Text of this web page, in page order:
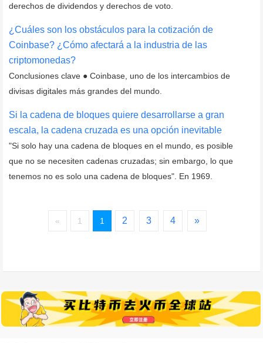
derechos de dividendos y derechos de voto.
¿Cuáles son los obstáculos para la cotización de
Coinbase? ¿Cómo afectará a la industria de las
criptomonedas?
Conclusiones clave ● Coinbase, uno de los intercambios de
divisas digitales más grandes del mundo.
Si la cadena de bloques quiere desarrollarse a gran
escala, la cadena cruzada es una opción inevitable
"Si solo hay una cadena de bloques en el mundo, es posible
que no se necesiten cadenas cruzadas; sin embargo, lo que
tenemos no es solo una cadena de bloques". En 1969.
« 1 1 2 3 4 »